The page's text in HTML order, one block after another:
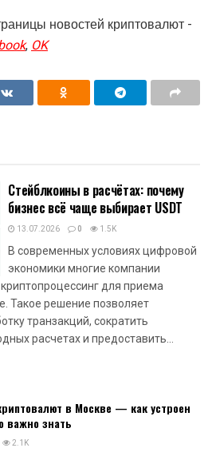
новостей криптовалют -
,OK
Стейблкоины в расчётах: почему
бизнес всё чаще выбирает USDT
13.07.2026 0 1.5K
В современных условиях цифровой
экономики многие компании
для приема
Такое решение позволяет
транзакций, сократить
расчетах и предоставить...
в Москве — как устроен
важно знать
2.1K